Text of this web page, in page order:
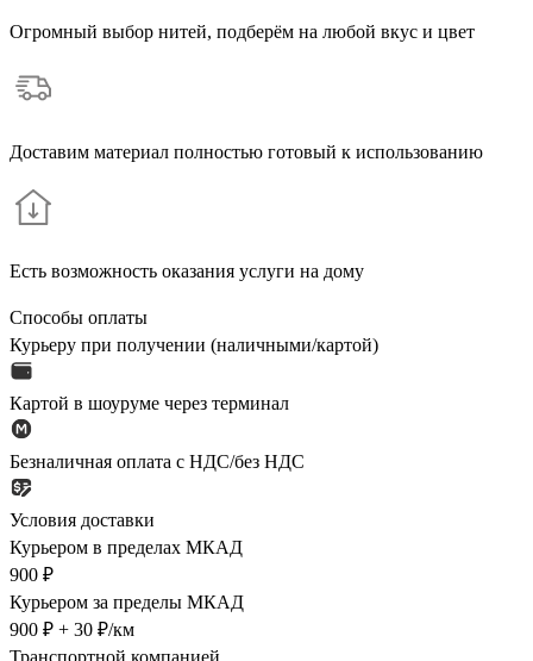
Огромный выбор нитей, подберём на любой вкус и цвет
Доставим материал полностью готовый к использованию
Есть возможность оказания услуги на дому
Способы оплаты
Курьеру при получении (наличными/картой)
Картой в шоуруме через терминал
Безналичная оплата с НДС/без НДС
Условия доставки
Курьером в пределах МКАД
900 ₽
Курьером за пределы МКАД
900 ₽ + 30 ₽/км
Транспортной компанией